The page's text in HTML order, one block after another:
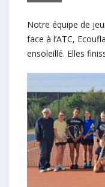
Notre équipe de
face à l’ATC,
ensoleillé. Elles